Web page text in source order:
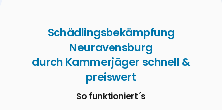
Schädlingsbekämpfung
Neuravensburg
durch Kammerjäger schnell &
preiswert
So funktioniert´s